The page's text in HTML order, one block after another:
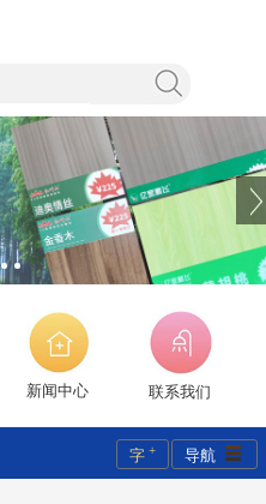
新闻中心 联系我们
导航
字 +